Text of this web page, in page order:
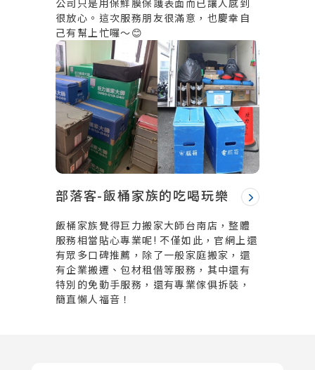
公司只是用保鮮膜保護表面而已讓人感到
很放心。這次服務朋友很滿意，也慶幸自
己有幫上忙囉～😊
部落客-飯桶家族的吃喝玩樂
飯桶家族覺得巨力搬家大師台南店，整體
服務相當貼心專業呢! 不僅如此，官網上還
有眾多口碑推薦，除了一般家庭搬家，還
有企業搬遷、包材租借等服務，其中還有
特別的免動手服務，還有專業傢俱拆裝，
簡直懶人福音！